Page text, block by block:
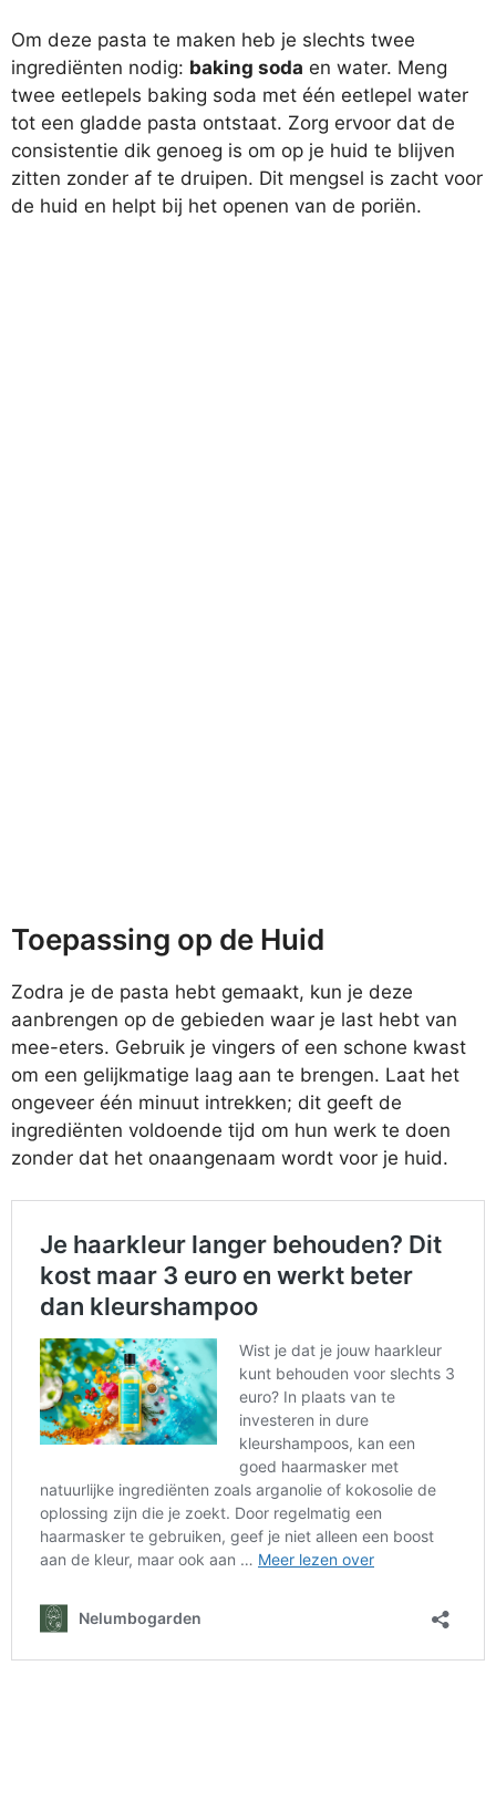
Om deze pasta te maken heb je slechts twee
ingrediënten nodig: baking soda en water. Meng
twee eetlepels baking soda met één eetlepel water
tot een gladde pasta ontstaat. Zorg ervoor dat de
consistentie dik genoeg is om op je huid te blijven
zitten zonder af te druipen. Dit mengsel is zacht voor
de huid en helpt bij het openen van de poriën.
Toepassing op de Huid
Zodra je de pasta hebt gemaakt, kun je deze
aanbrengen op de gebieden waar je last hebt van
mee-eters. Gebruik je vingers of een schone kwast
om een gelijkmatige laag aan te brengen. Laat het
ongeveer één minuut intrekken; dit geeft de
ingrediënten voldoende tijd om hun werk te doen
zonder dat het onaangenaam wordt voor je huid.